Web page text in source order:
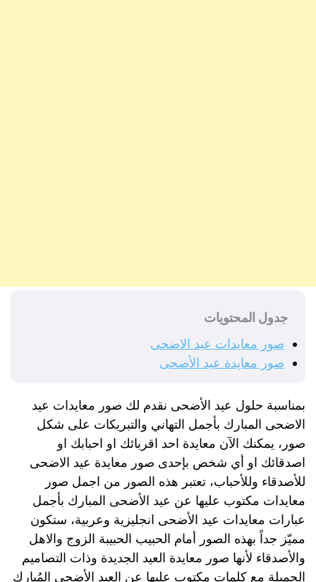
جدول المحتويات
صور معايدات عيد الاضحى
صور معايدة عيد الأضحى
بمناسبة حلول عيد الأضحى نقدم لك صور معايدات عيد
الاضحى المبارك بأجمل التهاني والتبريكات على شكل
صور، يمكنك الآن معايدة احد اقربائك او احبابك او
اصدقائك او أي شخص بإحدى صور معايدة عيد الاضحى
للأصدقاء وللأحباب، تعتبر هذه الصور من اجمل صور
معايدات مكتوب عليها عن عيد الأضحى المبارك بأجمل
عبارات معايدات عيد الأضحى انجليزية وعربية، ستكون
مميّز جداً بهذه الصور أمام الحبيب الحبيبة الزوج والاهل
والأصدقاء لأنها صور معايدة العيد الجديدة وذات التصاميم
الجميلة مع كلمات مكتوب عليها عن العيد الأضحى المُبارك